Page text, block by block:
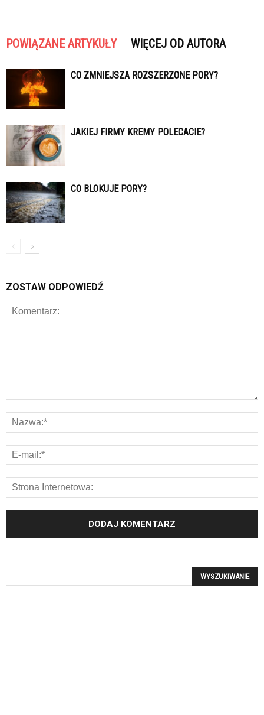
POWIĄZANE ARTYKUŁY WIĘCEJ OD AUTORA
CO ZMNIEJSZA ROZSZERZONE PORY?
JAKIEJ FIRMY KREMY POLECACIE?
CO BLOKUJE PORY?
ZOSTAW ODPOWIEDŹ